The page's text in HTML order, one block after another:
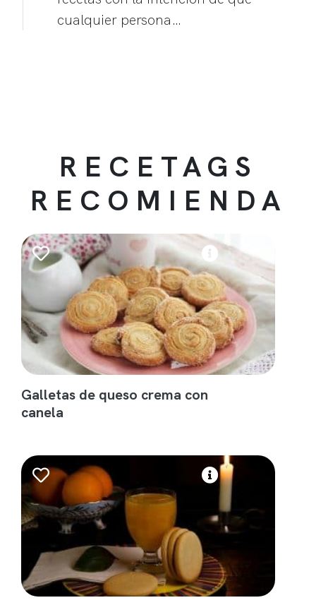
cualquier persona…
RECETAGS
RECOMIENDA
Galletas de queso crema con
canela